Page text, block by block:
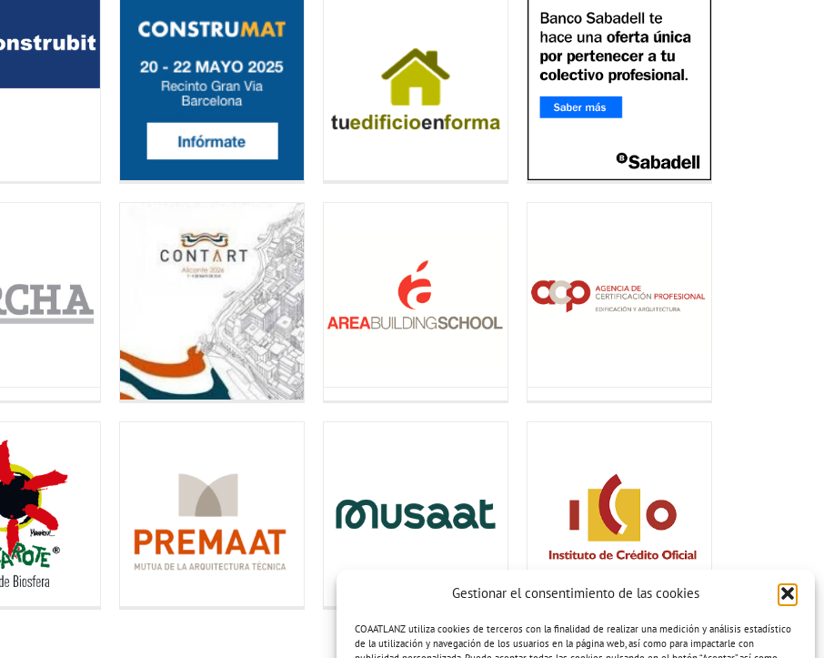
Gestionar el consentimiento de las cookies
COAATLANZ utiliza cookies de terceros con la finalidad de realizar una medición y análisis estadístico
de la utilización y navegación de los usuarios en la página web, así como para impactarle con